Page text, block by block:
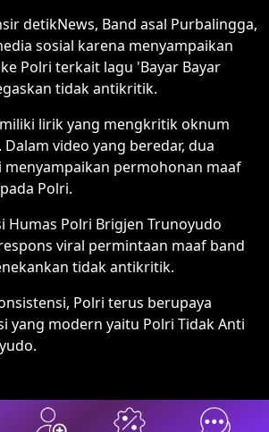
detikNews, Band asal Purbalingga,
sosial karena menyampaikan
Polri terkait lagu 'Bayar Bayar
tidak antikritik.
lirik yang mengkritik oknum
video yang beredar, dua
menyampaikan permohonan maaf
Polri.
Humas Polri Brigjen Trunoyudo
viral permintaan maaf band
tidak antikritik.
Polri terus berupaya
yang modern yaitu Polri Tidak Anti